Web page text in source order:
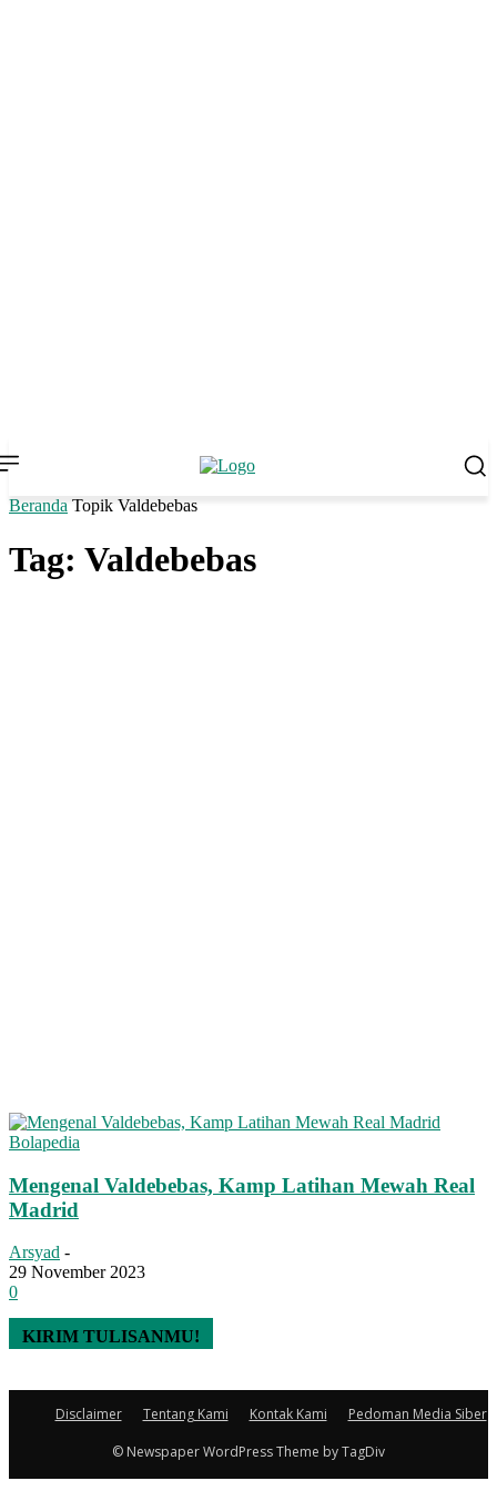
Beranda Topik Valdebebas
Tag: Valdebebas
Bolapedia
Mengenal Valdebebas, Kamp Latihan Mewah Real
Madrid
Arsyad -
29 November 2023
0
KIRIM TULISANMU!
Disclaimer Tentang Kami Kontak Kami
Pedoman Media Siber
© Newspaper WordPress Theme by TagDiv